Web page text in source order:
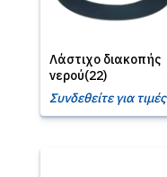
Λάστιχο διακοπής
νερού(22)
Συνδεθείτε για τιμές